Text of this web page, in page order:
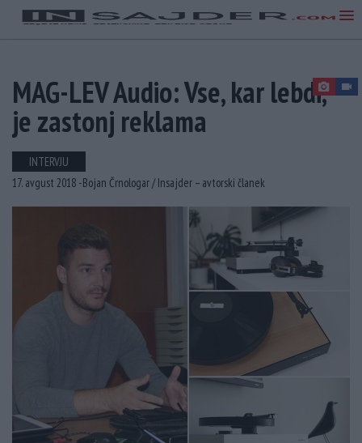
MAG-LEV Audio: Vse, kar lebdi,
je zastonj reklama
INTERVJU
17. avgust 2018 -Bojan Črnologar /Insajder – avtorski članek